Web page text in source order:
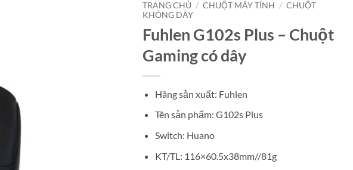
TRANG CHỦ / CHUỘT MÁY TÍNH / CHUỘT
KHÔNG DÂY
Fuhlen G102s Plus – Chuột
Gaming có dây
Hãng sản xuất: Fuhlen
Tên sản phẩm: G102s Plus
Switch: Huano
KT/TL: 116×60.5x38mm//81g